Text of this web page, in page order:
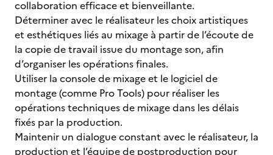
collaboration efficace et bienveillante.
Déterminer avec le réalisateur les choix artistiques
et esthétiques liés au mixage à partir de l’écoute de
la copie de travail issue du montage son, afin
d’organiser les opérations finales.
Utiliser la console de mixage et le logiciel de
montage (comme Pro Tools) pour réaliser les
opérations techniques de mixage dans les délais
fixés par la production.
Maintenir un dialogue constant avec le réalisateur, la
production et l’équipe de postproduction pour